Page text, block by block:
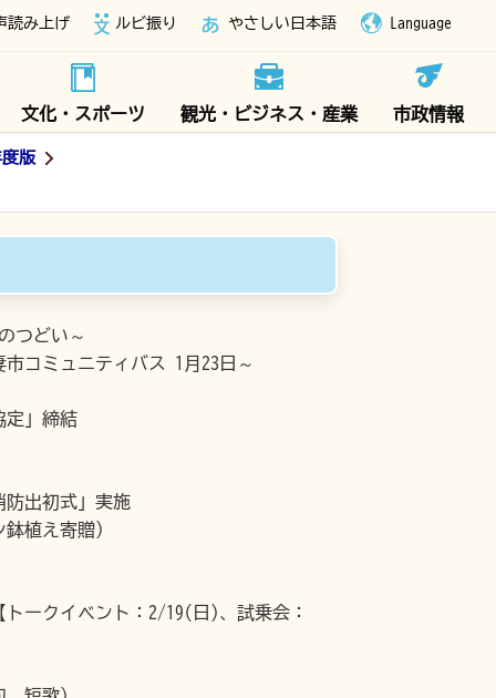
読み上げ ルビ振り やさしい日本語 Language
文化・スポーツ 観光・ビジネス・産業 市政情報
版
つどい～
コミュニティバス 1月23日～
定」締結
出初式」実施
植え寄贈）
ークイベント：2/19(日)、試乗会：